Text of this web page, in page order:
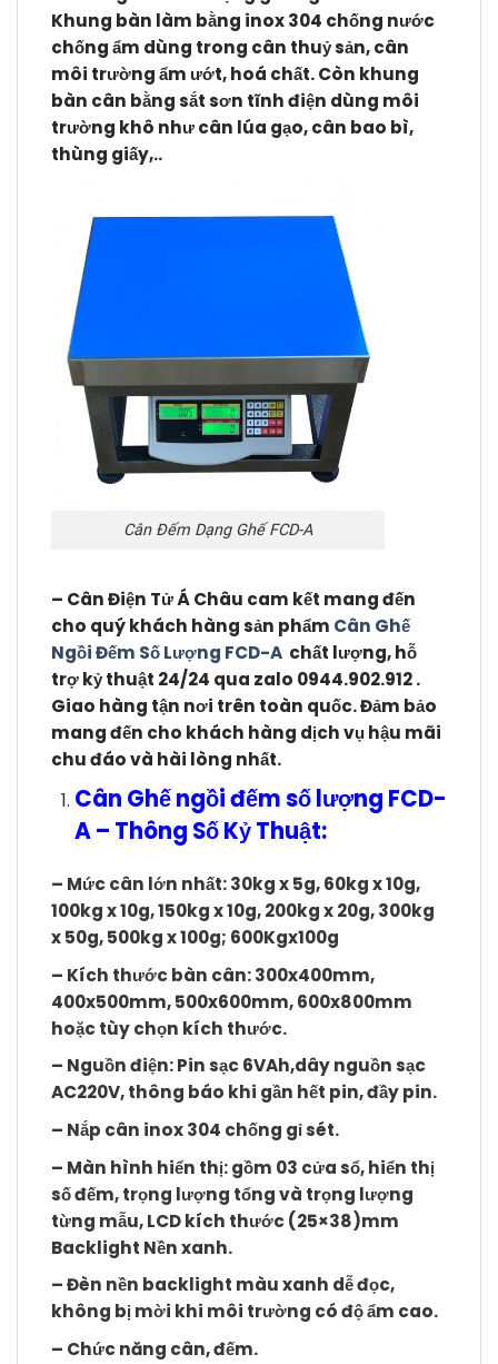
Khung bàn làm bằng inox 304 chống nước
chống ẩm dùng trong cân thuỷ sản, cân
môi trường ẩm ướt, hoá chất. Còn khung
bàn cân bằng sắt sơn tĩnh điện dùng môi
trường khô như cân lúa gạo, cân bao bì,
thùng giấy,..
Cân Đếm Dạng Ghế FCD-A
– Cân Điện Tử Á Châu cam kết mang đến
cho quý khách hàng sản phẩm Cân Ghế
Ngồi Đếm Số Lượng FCD-A chất lượng, hỗ
trợ kỷ thuật 24/24 qua zalo 0944.902.912 .
Giao hàng tận nơi trên toàn quốc. Đảm bảo
mang đến cho khách hàng dịch vụ hậu mãi
chu đáo và hài lòng nhất.
Cân Ghế ngồi đếm số lượng FCD-
A – Thông Số Kỷ Thuật:
– Mức cân lớn nhất: 30kg x 5g, 60kg x 10g,
100kg x 10g, 150kg x 10g, 200kg x 20g, 300kg
x 50g, 500kg x 100g; 600Kgx100g
– Kích thước bàn cân: 300x400mm,
400x500mm, 500x600mm, 600x800mm
hoặc tùy chọn kích thước.
– Nguồn điện: Pin sạc 6VAh,dây nguồn sạc
AC220V, thông báo khi gần hết pin, đầy pin.
– Nắp cân inox 304 chống gỉ sét.
– Màn hình hiển thị: gồm 03 cửa sổ, hiển thị
số đếm, trọng lượng tổng và trọng lượng
từng mẫu, LCD kích thước (25×38)mm
Backlight Nền xanh.
– Đèn nền backlight màu xanh dễ đọc,
không bị mời khi môi trường có độ ẩm cao.
– Chức năng cân, đếm.